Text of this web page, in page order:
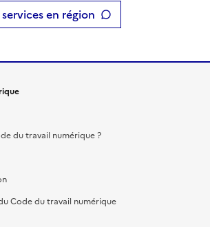
en région
du travail numérique ?
Code du travail numérique